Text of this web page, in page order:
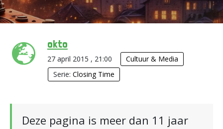
okto
27 april 2015 , 21:00
Cultuur & Media
Serie: Closing Time
Deze pagina is meer dan 11 jaar